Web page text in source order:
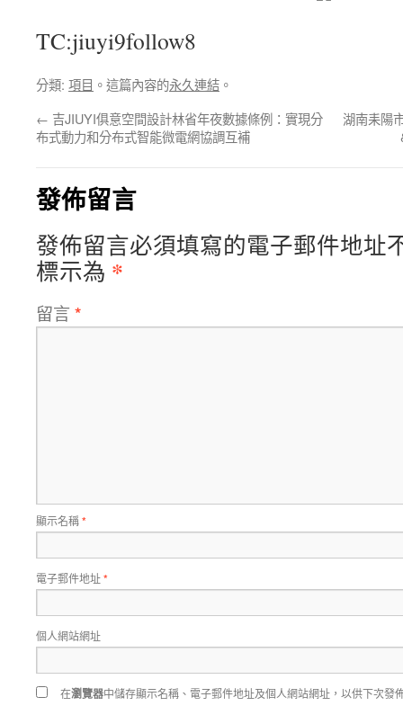
TC:jiuyi9follow8
分類: 項目 。這篇內容的永久連結 。
← 吉JIUYI俱意空間設計林省年夜數據條例：實現分
布式動力和分布式智能微電網協調互補
湖南耒陽
發佈留言
發佈留言必須填寫的電子郵件地址
標示為 *
留言 *
顯示名稱*
電子郵件地址*
個人網站網址
在瀏覽器中儲存顯示名稱、電子郵件地址及個人網站網址，以供下次發